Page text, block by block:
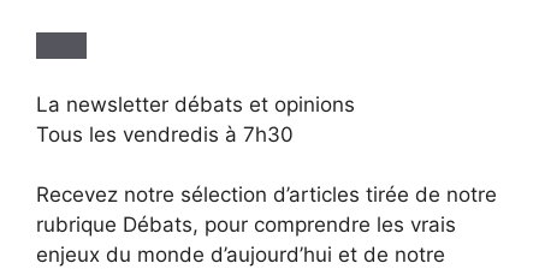
La newsletter débats et opinions
Tous les vendredis à 7h30
Recevez notre sélection d’articles tirée de notre
rubrique Débats, pour comprendre les vrais
enjeux du monde d’aujourd’hui et de notre